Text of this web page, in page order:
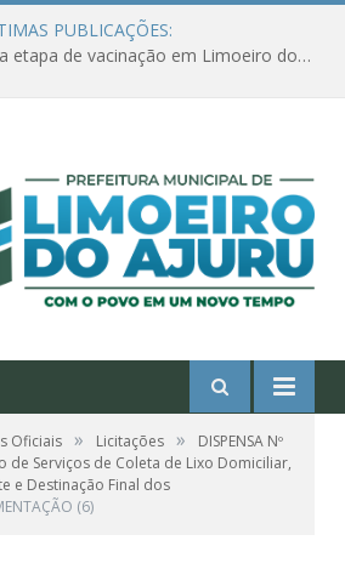
PUBLICAÇÕES:
Ações de combate à Covid-19 na região ribeirinha de Limoeiro do Ajuru continuam
Oficiais » Licitações »
DISPENSA Nº
de Serviços de Coleta de Lixo Domiciliar,
e Destinação Final dos
(6)